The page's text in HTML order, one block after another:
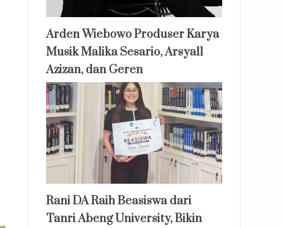
Arden Wiebowo Produser Karya
Musik Malika Sesario, Arsyall
Azizan, dan Geren
Rani DA Raih Beasiswa dari
Tanri Abeng University, Bikin